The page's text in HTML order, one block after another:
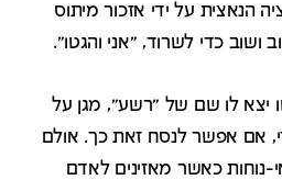
הנאצית על ידי אזכור מיתוס
ושוב כדי לשרוד, "אני והגטו".
יצא לו שם של "רשע", מגן על
אם אפשר לנסח זאת כך. אולם
נוחות כאשר מאזינים לאדם